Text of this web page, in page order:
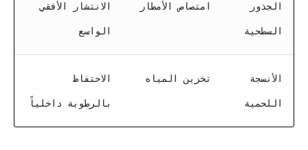
الجذور
السطحية
امتصاص الأمطار الانتشار الأفقي
الواسع
الأنسجة
اللحمية
تخزين المياه الاحتفاظ
بالرطوبة داخلياً